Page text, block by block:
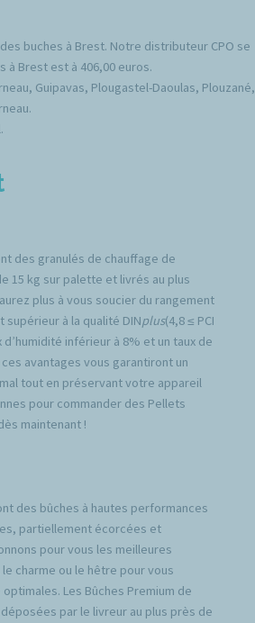
buches à Brest. Notre distributeur CPO se
à Brest est à 406,00 euros.
Guipavas, Plougastel-Daoulas, Plouzané,
des granulés de chauffage de
15 kg sur palette et livrés au plus
plus à vous soucier du rangement
à la qualité DINplus(4,8 ≤ PCI
inférieur à 8% et un taux de
avantages vous garantiront un
tout en préservant votre appareil
pour commander des Pellets
maintenant !
des bûches à hautes performances
partiellement écorcées et
pour vous les meilleures
charme ou le hêtre pour vous
Les Bûches Premium de
par le livreur au plus près de